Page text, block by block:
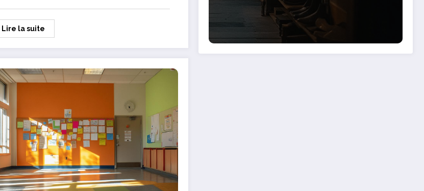
Lire la suite